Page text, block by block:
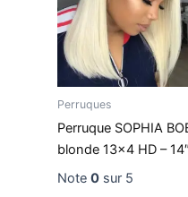
Perruques
Perruque SOPHIA
blonde 13×4 HD – 14″
Note 0sur 5